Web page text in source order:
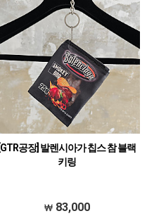
[GTR공장] 발렌시아가 칩스 참 블랙
키링
83,000